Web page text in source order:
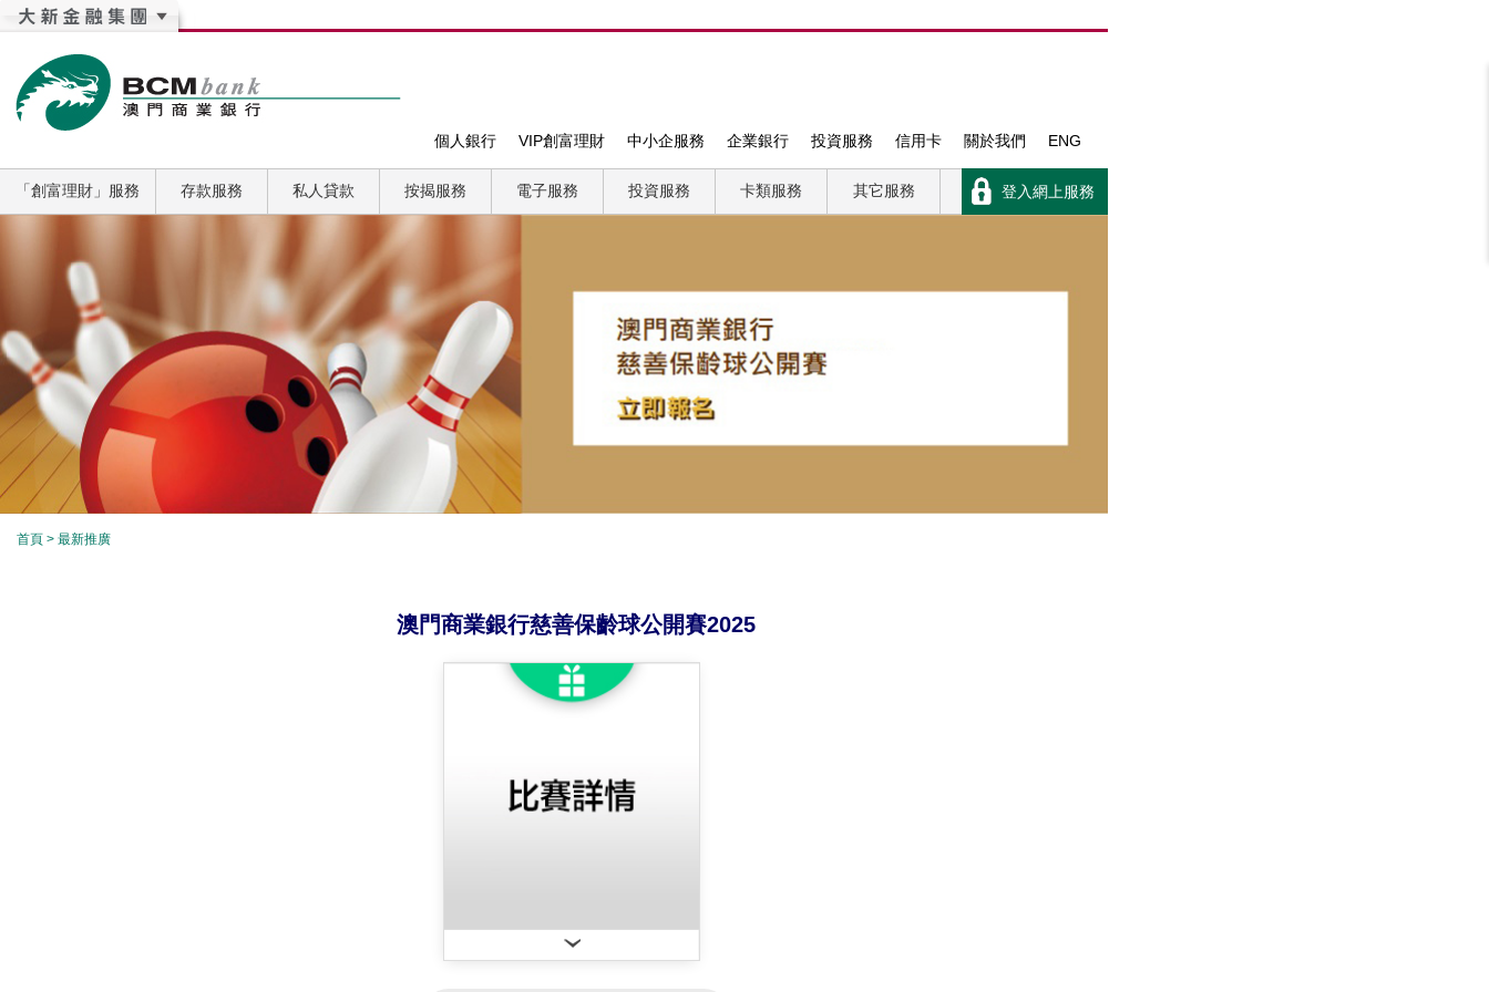
個人銀行 VIP創富理財 中小企服務 企業銀行 投資服務 信用卡 關於我們 ENG
「創富理財」服務 存款服務 私人貸款 按揭服務 電子服務 投資服務 卡類服務 其它服務 登入網上服務
首頁 > 最新推廣
澳門商業銀行慈善保齡球公開賽2025